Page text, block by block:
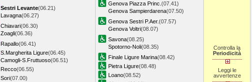
Sestri Levante(06.21)
Lavagna(06.27)
Chiavari(06.30)
Zoagli(06.36)
Rapallo(06.41)
S.Margherita Ligure(06.45)
Camogli-S.Fruttuoso(06.51)
Recco(06.55)
Sori(07.00)
Genova Piazza Princ. (07.41)
Genova Sampierdarena(07.50)
Genova Sestri P.Aer.(07.57)
Genova Voltri(08.07)
Savona(08.25)
Spotorno-Noli(08.35)
Finale Ligure Marina(08.42)
Pietra Ligure(08.48)
Loano(08.52)
Controlla la
Periodicità
Leggi le
avvertenze